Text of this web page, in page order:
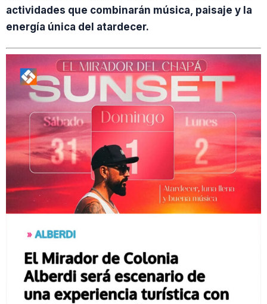
actividades que combinarán música, paisaje y la
energía única del atardecer.